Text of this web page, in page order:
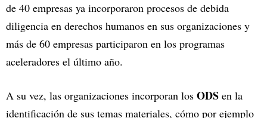
de 40 empresas ya incorporaron procesos de debida
diligencia en derechos humanos en sus organizaciones y
más de 60 empresas participaron en los programas
aceleradores el último año.
A su vez, las organizaciones incorporan los ODS en la
identificación de sus temas materiales, cómo por ejemplo